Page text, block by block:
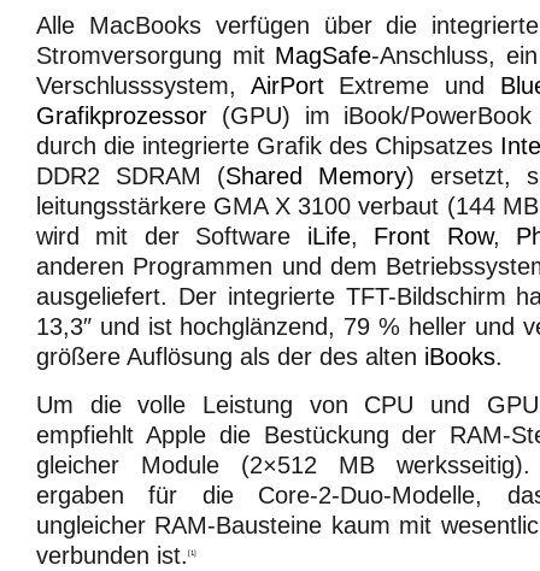
Alle MacBooks verfügen über die
Stromversorgung mit MagSafe-Anschluss,
Verschlusssystem, AirPortExtreme und
Grafikprozessor (GPU) im iBook/
durch die integrierte Grafik des Chipsatzes
DDR2 SDRAM (Shared Memory) ersetzt,
leitungsstärkere GMA X 3100 verbaut (144
wird mit der Software iLife, Front Row,
anderen Programmen und dem
ausgeliefert. Der integrierte TFT-Bildschirm
13,3″ und ist hochglänzend, 79 % heller und
größere Auflösung als der des alten iBooks.
Um die volle Leistung von CPU und
empfiehlt Apple die Bestückung der RAM-
gleicher Module (2×512 MB werksseitig).
ergaben für die Core-2-Duo-Modelle,
ungleicher RAM-Bausteine kaum mit
verbunden ist. [1]